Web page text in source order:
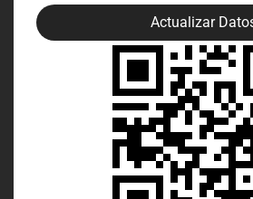
Actualizar